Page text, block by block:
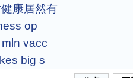
康居然有
op
vacc
big s